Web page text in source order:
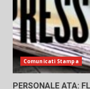
Comunicati Stampa
PERSONALE ATA: